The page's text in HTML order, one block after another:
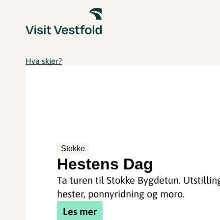
Hva skjer?
Stokke
Hestens Dag
Ta turen til Stokke Bygdetun.
hester, ponnyridning og moro.
Les mer